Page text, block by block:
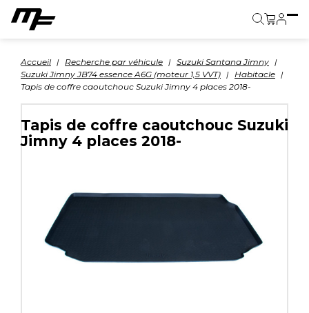
Accueil Recherche par véhicule
Suzuki Santana Jimny
Suzuki Jimny JB74 essence A6G (moteur 1,5 VVT)
Habitacle
Tapis de coffre caoutchouc Suzuki Jimny 4 places 2018-
Tapis de coffre caoutchouc Suzuki
Jimny 4 places 2018-